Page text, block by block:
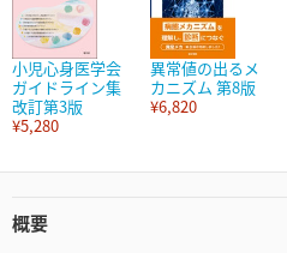
小児心身医学会
ガイドライン集
改訂第3版
¥5,280
異常値の出るメ
カニズム 第8版
¥6,820
概要